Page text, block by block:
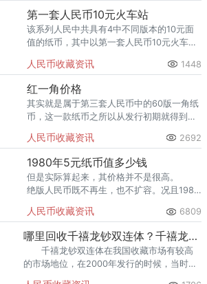
第一套人民币10元火车站
该系列人民中共具有4中不同版本的10元面
值的纸币，其中以第一套人民币10元火车站
人民币收藏资讯 1448
红一角价格
其实就是属于第三套人民币中的60版一角纸
币，这一款纸币之所以从发行初期就得到高
严重的错误。
人民币收藏资讯 2692
1980年5元纸币值多少钱
但是实际算起来，其价格并不是很高。
绝版人民币既不再生，也不扩容。况且1980
所以收藏价值还是比较可观的。
人民币收藏资讯 6809
哪里回收千禧龙钞双连体？千禧龙钞双连体回收价格是多少？
千禧龙钞双连体在我国收藏市场有较高
的市场地位，在2000年发行的时候，当时的